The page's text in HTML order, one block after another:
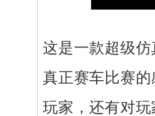
这是一款超级
真正赛车比赛
玩家，还有对